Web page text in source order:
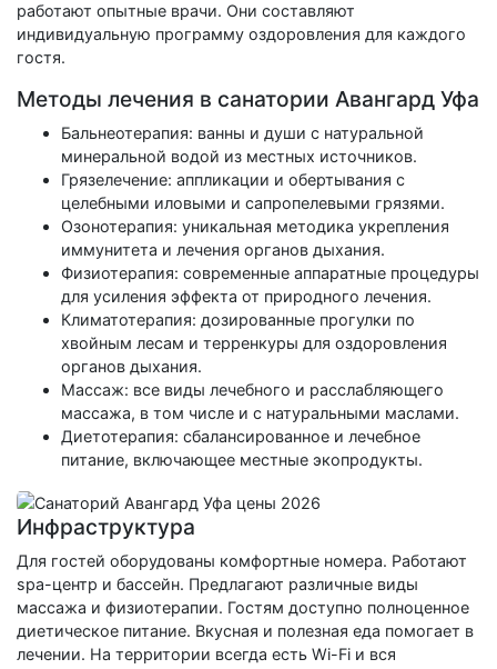
работают опытные врачи. Они составляют
индивидуальную программу оздоровления для каждого
гостя.
Методы лечения в санатории Авангард Уфа
Бальнеотерапия: ванны и души с натуральной
минеральной водой из местных источников.
Грязелечение: аппликации и обертывания с
целебными иловыми и сапропелевыми грязями.
Озонотерапия: уникальная методика укрепления
иммунитета и лечения органов дыхания.
Физиотерапия: современные аппаратные процедуры
для усиления эффекта от природного лечения.
Климатотерапия: дозированные прогулки по
хвойным лесам и терренкуры для оздоровления
органов дыхания.
Массаж: все виды лечебного и расслабляющего
массажа, в том числе и с натуральными маслами.
Диетотерапия: сбалансированное и лечебное
питание, включающее местные экопродукты.
Инфраструктура
Для гостей оборудованы комфортные номера. Работают
spa-центр и бассейн. Предлагают различные виды
массажа и физиотерапии. Гостям доступно полноценное
диетическое питание. Вкусная и полезная еда помогает в
лечении. На территории всегда есть Wi-Fi и вся